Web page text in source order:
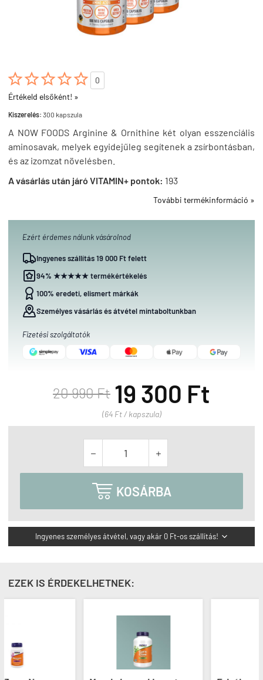

0
Értékeld elsőként! »
Kiszerelés: 300 kapszula
A NOW FOODS Arginine & Ornithine két olyan esszenciális
aminosavak, melyek egyidejűleg segítenek a zsírbontásban,
és az izomzat növelésben.
A vásárlás után járó VITAMIN+ pontok: 193
További termékinformáció »
Ezért érdemes nálunk vásárolnod
Ingyenes szállítás 19 000 Ft felett
94% ★★★★★ termékértékelés
100% eredeti, elismert márkák
Személyes vásárlás és átvétel mintaboltunkban
Fizetési szolgáltatók
20 990 Ft 19 300 Ft
(64 Ft / kapszula)
 
 KOSÁRBA
Ingyenes személyes átvétel, vagy akár 0 Ft-os szállítás! 
EZEK IS ÉRDEKELHETNEK: